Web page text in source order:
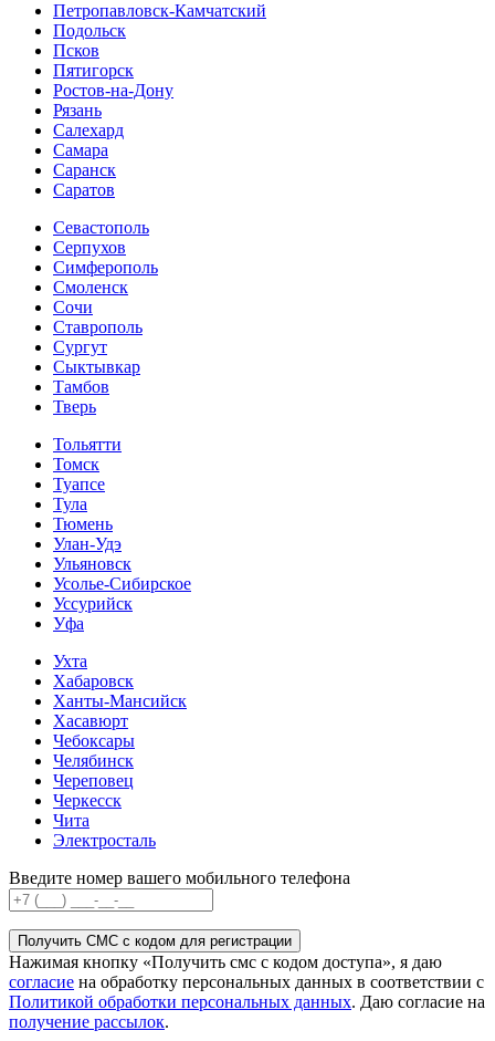
Петропавловск-Камчатский
Подольск
Псков
Пятигорск
Ростов-на-Дону
Рязань
Салехард
Самара
Саранск
Саратов
Севастополь
Серпухов
Симферополь
Смоленск
Сочи
Ставрополь
Сургут
Сыктывкар
Тамбов
Тверь
Тольятти
Томск
Туапсе
Тула
Тюмень
Улан-Удэ
Ульяновск
Усолье-Сибирское
Уссурийск
Уфа
Ухта
Хабаровск
Ханты-Мансийск
Хасавюрт
Чебоксары
Челябинск
Череповец
Черкесск
Чита
Электросталь
Введите номер вашего мобильного телефона
Получить СМС с кодом для регистрации
Нажимая кнопку «Получить смс с кодом доступа», я даю
согласие на обработку персональных данных в соответствии с
Политикой обработки персональных данных. Даю согласие на
получение рассылок.